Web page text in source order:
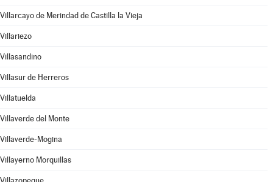
Villarcayo de Merindad de Castilla la Vieja
Villariezo
Villasandino
Villasur de Herreros
Villatuelda
Villaverde del Monte
Villaverde-Mogina
Villayerno Morquillas